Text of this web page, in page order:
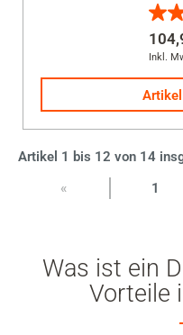
4.1
von
12
Inkl.
Artikel 1 bis 12 von 14
« 1
Was ist ein
Vorteile